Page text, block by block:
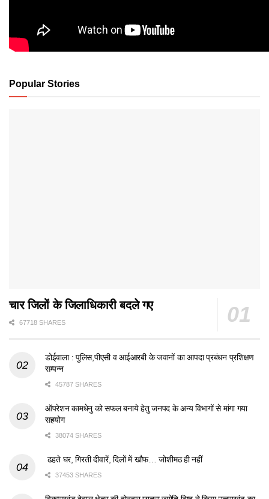
Popular Stories
चार जिलों के जिलाधिकारी बदले गए
67718 SHARES
डोईवाला : पुलिस,पीएसी व आईआरबी के जवानों का आपदा प्रबंधन प्रशिक्षण
सम्पन्न
45787 SHARES
ऑपरेशन कामधेनु को सफल बनाये हेतु जनपद के अन्य विभागों से मांगा गया
सहयोग
38074 SHARES
ढहते घर, गिरती दीवारें, दिलों में खौफ… जोशीमठ ही नहीं
37453 SHARES